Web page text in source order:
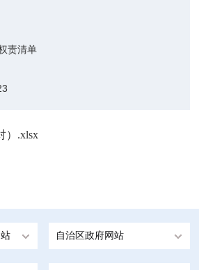
责清单
）.xlsx
自治区政府网站